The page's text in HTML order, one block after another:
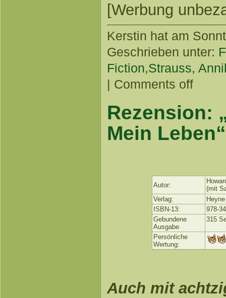
[Werbung
Kerstin hat am
Geschrieben unter:
Fiction,Strauss,
| Comments off
Rezension:
Mein Leben“
Autor:
(mit
Verlag:
Heyne
ISBN-13:
978-
Gebundene
Ausgabe
315
Persönliche
Wertung:
Auch mit